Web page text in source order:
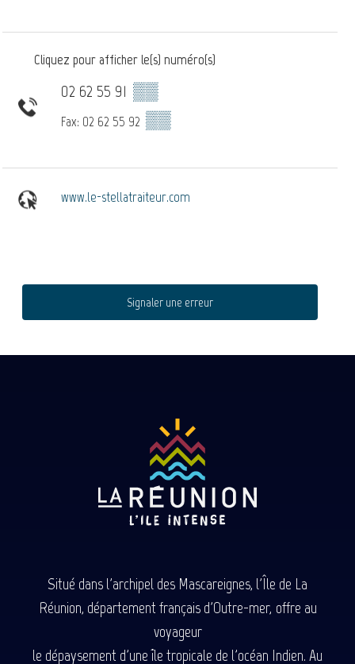
Cliquez pour afficher le(s) numéro(s)
02 62 55 91 ▒▒
Fax: 02 62 55 92 ▒▒
www.le-stellatraiteur.com
Signaler une erreur
Situé dans l'archipel des Mascareignes, l'Île de La
Réunion, département français d'Outre-mer, offre au
voyageur
le dépaysement d'une île tropicale de l'océan Indien. Au